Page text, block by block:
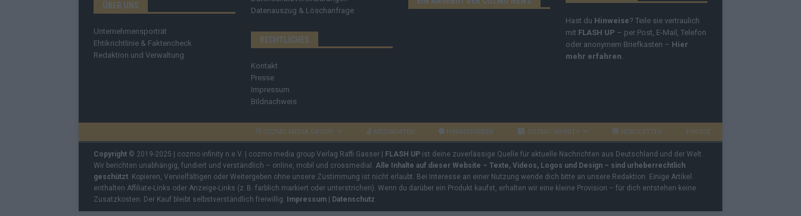
ÜBER UNS
Unternehmensporträt
Ehtikrichtlinie & Faktencheck
Redaktion und Verwaltung
Datenauszug & Löschanfrage
RECHTLICHES
Kontakt
Presse
Impressum
Bildnachweis
Hast du Hinweise? Teile sie vertraulich
mit FLASH UP – per Post, E-Mail, Telefon
oder anonymem Briefkasten – Hier
mehr erfahren.
COZMO MEDIA GROUP MEDIADATEN HINWEISGEBER COZMO INFINITY NEWSLETTER PRESSE
Copyright © 2019-2025 | cozmo infinity n.e.V. | cozmo media group Verlag Raffi Gasser | FLASH UP ist deine zuverlässige Quelle für aktuelle Nachrichten aus Deutschland und der Welt.
Wir berichten unabhängig, fundiert und verständlich – online, mobil und crossmedial. Alle Inhalte auf dieser Website – Texte, Videos, Logos und Design – sind urheberrechtlich
geschützt. Kopieren, Vervielfältigen oder Weitergeben ohne unsere Zustimmung ist nicht erlaubt. Bei Interesse an einer Nutzung wende dich bitte an unsere Redaktion. Einige Artikel
enthalten Affiliate-Links oder Anzeige-Links (z. B. farblich markiert oder unterstrichen). Wenn du darüber ein Produkt kaufst, erhalten wir eine kleine Provision – für dich entstehen keine
Zusatzkosten. Der Kauf bleibt selbstverständlich freiwillig.
Impressum Datenschutz